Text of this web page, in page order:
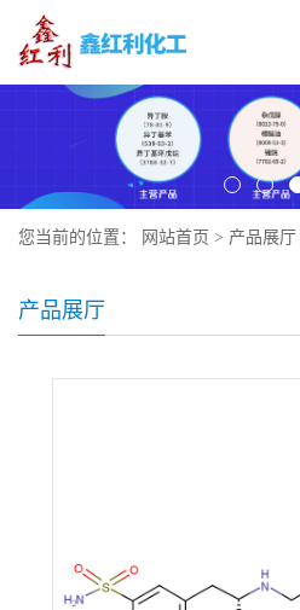
您当前的位置： 网站首页 > 产品展厅
产品展厅